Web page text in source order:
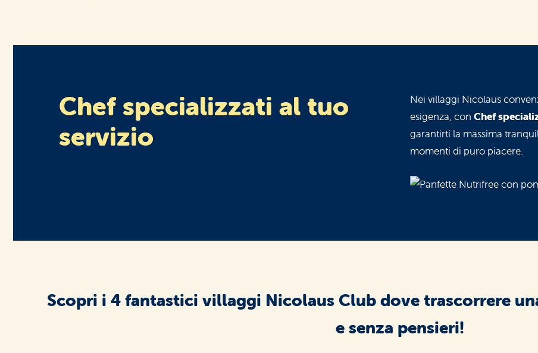
Chef specializzati al tuo
servizio
Nei villaggi Nicolaus
esigenza, conChef
garantirti la massima
momenti di puro piacere.
Scopri i 4 fantastici villaggi Nicolaus Club dove trascorrere
e senza pensieri!